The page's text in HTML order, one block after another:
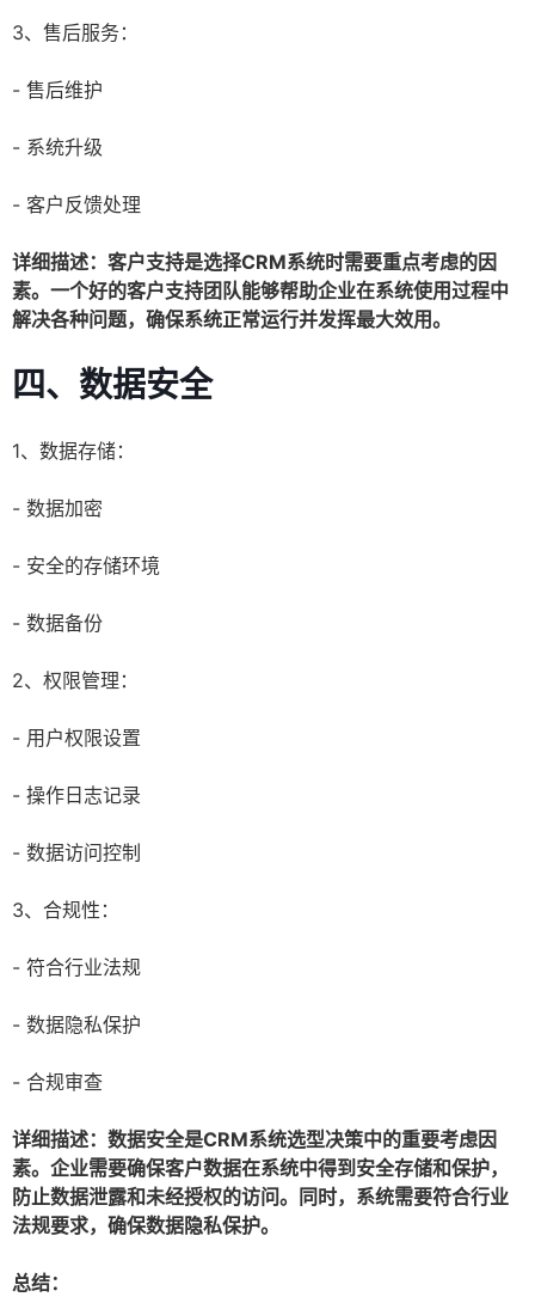
3、售后服务：
- 售后维护
- 系统升级
- 客户反馈处理
详细描述：客户支持是选择CRM系统时需要重点考虑的因
素。一个好的客户支持团队能够帮助企业在系统使用过程中
解决各种问题，确保系统正常运行并发挥最大效用。
四、数据安全
1、数据存储：
- 数据加密
- 安全的存储环境
- 数据备份
2、权限管理：
- 用户权限设置
- 操作日志记录
- 数据访问控制
3、合规性：
- 符合行业法规
- 数据隐私保护
- 合规审查
详细描述：数据安全是CRM系统选型决策中的重要考虑因
素。企业需要确保客户数据在系统中得到安全存储和保护，
防止数据泄露和未经授权的访问。同时，系统需要符合行业
法规要求，确保数据隐私保护。
总结：